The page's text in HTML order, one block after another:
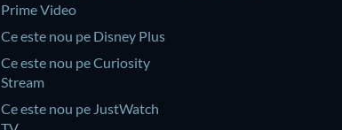
Prime Video
Ce este nou pe Disney Plus
Ce este nou pe Curiosity
Stream
Ce este nou pe JustWatch